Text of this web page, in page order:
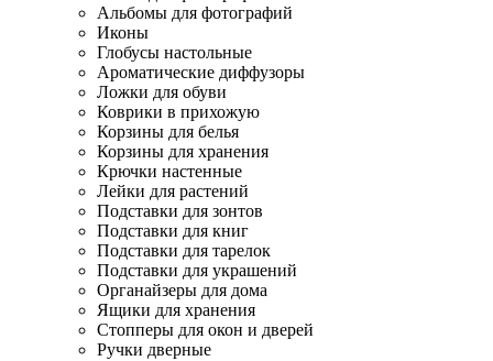
Альбомы для фотографий
Иконы
Глобусы настольные
Ароматические диффузоры
Ложки для обуви
Коврики в прихожую
Корзины для белья
Корзины для хранения
Крючки настенные
Лейки для растений
Подставки для зонтов
Подставки для книг
Подставки для тарелок
Подставки для украшений
Органайзеры для дома
Ящики для хранения
Стопперы для окон и дверей
Ручки дверные